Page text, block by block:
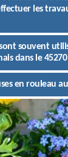
les
souvent
dans le 45270
en rouleau